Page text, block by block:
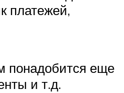
платежей,
понадобится еще
и т.д.